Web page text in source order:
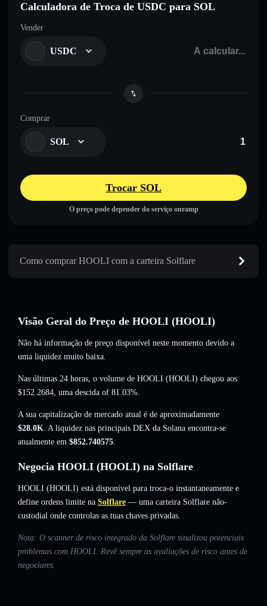
Calculadora de Troca de USDC para SOL
Vender
USDC
Comprar
SOL
Trocar SOL
O preço pode depender do serviço onramp
Como comprar HOOLI com a carteira Solflare
Visão Geral do Preço de HOOLI (HOOLI)
Não há informação de preço disponível neste momento devido a
uma liquidez muito baixa.
Nas últimas 24 horas, o volume de HOOLI (HOOLI) chegou aos
$152.2684, uma descida of 81.03%.
A sua capitalização de mercado atual é de aproximadamente
$28.0K. A liquidez nas principais DEX da Solana encontra-se
atualmente em $852.740575.
Negocia HOOLI (HOOLI) na Solflare
HOOLI (HOOLI) está disponível para troca-o instantaneamente e
define ordens limite na Solflare — uma carteira Solflare não-
custodial onde controlas as tuas chaves privadas.
Nota: O scanner de risco integrado da Solflare sinalizou potenciais
problemas com HOOLI. Revê sempre as avaliações de risco antes de
negociares.